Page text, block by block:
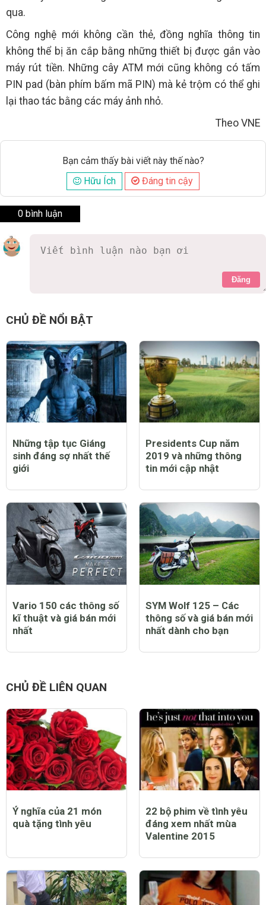
qua.
Công nghệ mới không cần thẻ, đồng nghĩa thông tin
không thể bị ăn cắp bằng những thiết bị được gắn vào
máy rút tiền. Những cây ATM mới cũng không có tấm
PIN pad (bàn phím bấm mã PIN) mà kẻ trộm có thể ghi
lại thao tác bằng các máy ảnh nhỏ.
Theo VNE
Bạn cảm thấy bài viết này thế nào?
Hữu Ích
Đáng tin cậy
0 bình luận
Đăng
CHỦ ĐỀ NỔI BẬT
Những tập tục Giáng
sinh đáng sợ nhất thế
giới
Presidents Cup năm
2019 và những thông
tin mới cập nhật
Vario 150 các thông số
kĩ thuật và giá bán mới
nhất
SYM Wolf 125 – Các
thông số và giá bán mới
nhất dành cho bạn
CHỦ ĐỀ LIÊN QUAN
Ý nghĩa của 21 món
quà tặng tình yêu
22 bộ phim về tình yêu
đáng xem nhất mùa
Valentine 2015